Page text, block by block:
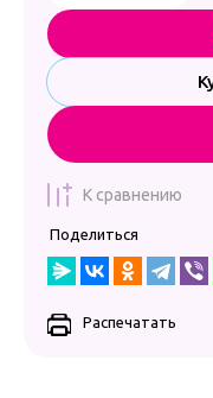
К сравнению
Поделиться
Распечатать